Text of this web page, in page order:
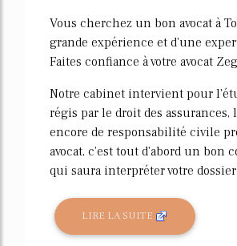
Vous cherchez un bon avocat à
grande expérience et d'une
Faites confiance à votre avocat
Notre cabinet intervient pour
régis par le droit des
encore de responsabilité civile
avocat, c'est tout d'abord un bon
qui saura interpréter votre
LIRE LA SUITE